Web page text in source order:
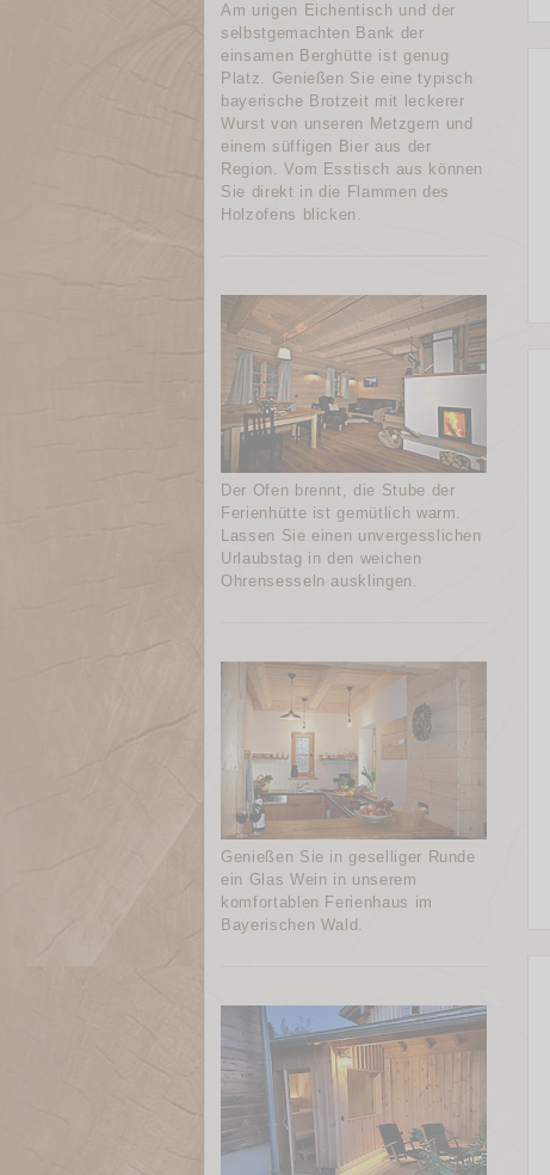
Am urigen Eichentisch und der
selbstgemachten Bank der
einsamen Berghütte ist genug
Platz. Genießen Sie eine typisch
bayerische Brotzeit mit leckerer
Wurst von unseren Metzgern und
einem süffigen Bier aus der
Region. Vom Esstisch aus können
Sie direkt in die Flammen des
Holzofens blicken.
Der Ofen brennt, die Stube der
Ferienhütte ist gemütlich warm.
Lassen Sie einen unvergesslichen
Urlaubstag in den weichen
Ohrensesseln ausklingen.
Genießen Sie in geselliger Runde
ein Glas Wein in unserem
komfortablen Ferienhaus im
Bayerischen Wald.